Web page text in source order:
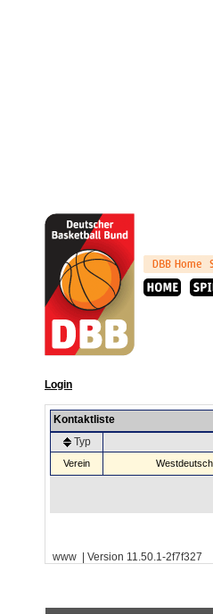
Login
Kontaktliste
Typ
Verein
www | Version 11.50.1-2f7f327